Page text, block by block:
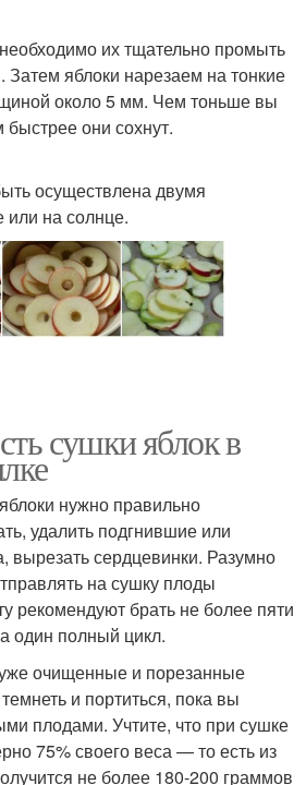
их тщательно промыть
Затем яблоки нарезаем на тонкие
около 5 мм. Чем тоньше вы
быстрее они сохнут.
осуществлена двумя
или на солнце.
сушки яблок в
нужно правильно
удалить подгнившие или
вырезать сердцевинки. Разумно
на сушку плоды
рекомендуют брать не более пяти
один полный цикл.
очищенные и порезанные
и портиться, пока вы
плодами. Учтите, что при сушке
75% своего веса — то есть из
не более 180-200 граммов